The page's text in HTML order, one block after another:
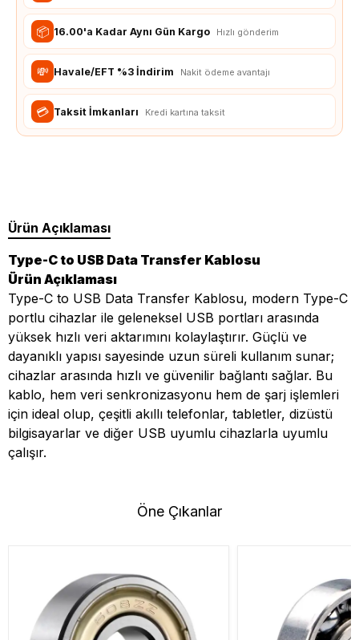
📦 16.00'a Kadar Aynı Gün Kargo Hızlı gönderim
💸 Havale/EFT %3 İndirim Nakit ödeme avantajı
💳 Taksit İmkanları Kredi kartına taksit
Ürün Açıklaması
Type-C to USB Data Transfer Kablosu
Ürün Açıklaması
Type-C to USB Data Transfer Kablosu, modern Type-C
portlu cihazlar ile geleneksel USB portları arasında
yüksek hızlı veri aktarımını kolaylaştırır. Güçlü ve
dayanıklı yapısı sayesinde uzun süreli kullanım sunar;
cihazlar arasında hızlı ve güvenilir bağlantı sağlar. Bu
kablo, hem veri senkronizasyonu hem de şarj işlemleri
için ideal olup, çeşitli akıllı telefonlar, tabletler, dizüstü
bilgisayarlar ve diğer USB uyumlu cihazlarla uyumlu
çalışır.
Öne Çıkanlar